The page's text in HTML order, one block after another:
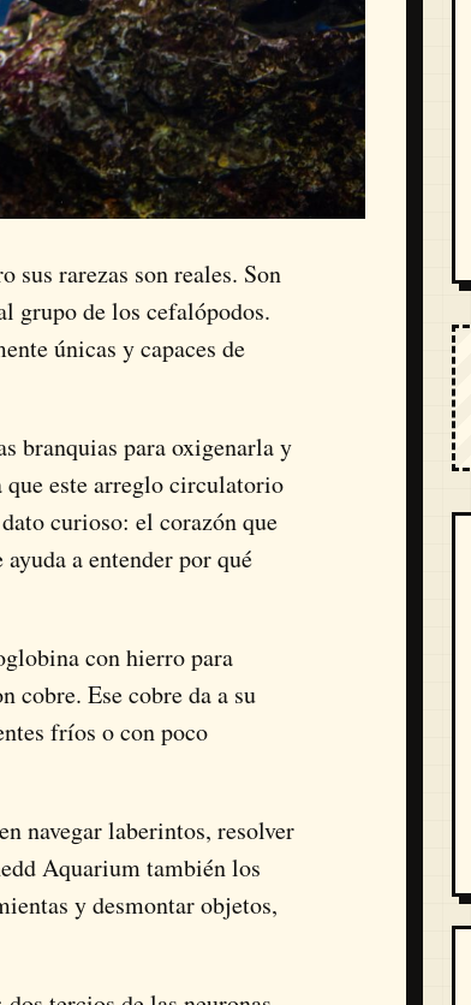
sus rarezas son reales. Son
grupo de los cefalópodos.
únicas y capaces de
branquias para oxigenarla y
este arreglo circulatorio
curioso: el corazón que
a entender por qué
con hierro para
cobre. Ese cobre da a su
fríos o con poco
navegar laberintos, resolver
Aquarium también los
y desmontar objetos,